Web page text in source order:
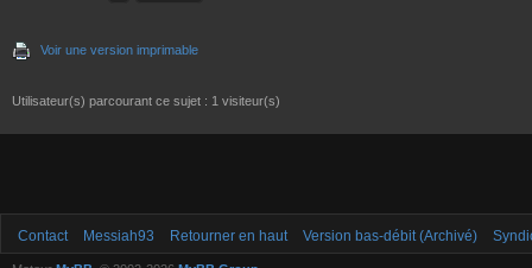
Voir une version imprimable
Utilisateur(s) parcourant ce sujet : 1 visiteur(s)
Contact Messiah93 Retourner en haut Version bas-débit (Archivé)